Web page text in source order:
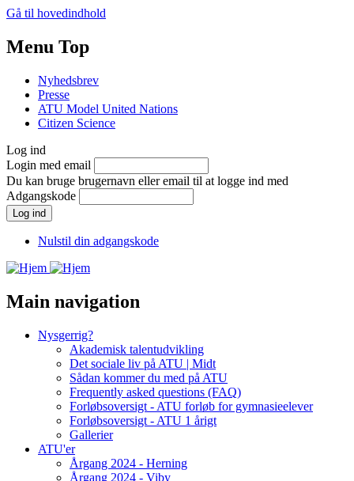
Gå til hovedindhold
Menu Top
Nyhedsbrev
Presse
ATU Model United Nations
Citizen Science
Log ind
Login med email
Du kan bruge brugernavn eller email til at logge ind med
Adgangskode
Nulstil din adgangskode
Main navigation
Nysgerrig?
Akademisk talentudvikling
Det sociale liv på ATU | Midt
Sådan kommer du med på ATU
Frequently asked questions (FAQ)
Forløbsoversigt - ATU forløb for gymnasieelever
Forløbsoversigt - ATU 1 årigt
Gallerier
ATU'er
Årgang 2024 - Herning
Årgang 2024 - Viby